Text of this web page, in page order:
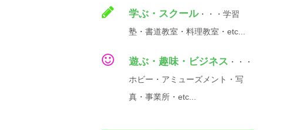
学ぶ・スクール・・・学習
塾・書道教室・料理教室・etc...
遊ぶ・趣味・ビジネス ・・・
ホビー・アミューズメント・写
真・事業所・etc...